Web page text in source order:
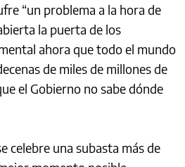
“un problema a la hora de
la puerta de los
ahora que todo el mundo
de miles de millones de
el Gobierno no sabe dónde
celebre una subasta más de